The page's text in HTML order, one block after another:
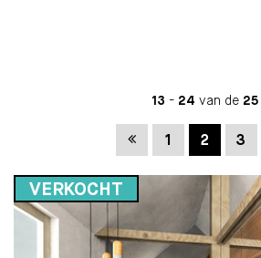
13 - 24 van de 25
Vorige
1 2 3
VERKOCHT